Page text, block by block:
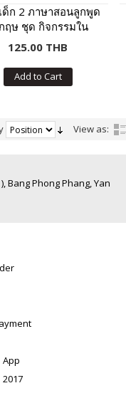
ด็ก 2 ภาษาสอนลูกพูด
ฤษ ชุด กิจกรรมใน
ครัว (ฉบับปรับปรุง)
125.00 THB
Add to Cart
View as:
Bang Phong Phang, Yan